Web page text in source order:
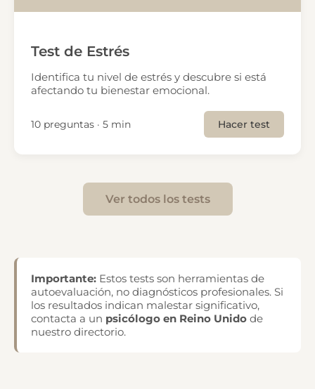
Test de Estrés
Identifica tu nivel de estrés y descubre si está
afectando tu bienestar emocional.
10 preguntas · 5 min Hacer test
Ver todos los tests
Importante: Estos tests son herramientas de
autoevaluación, no diagnósticos profesionales. Si
los resultados indican malestar significativo,
contacta a un psicólogo en Reino Unido de
nuestro directorio.